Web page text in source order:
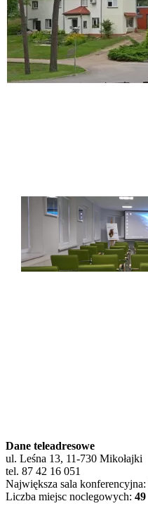
Dane teleadresowe
ul. Leśna 13, 11-730 Mikołajki
tel. 87 42 16 051
Największa sala konferencyjna:
Liczba miejsc noclegowych: 49